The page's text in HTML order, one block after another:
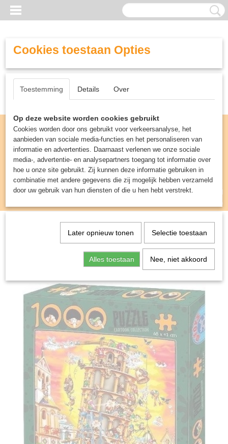
Inloggen Registreren
UW WINKELWAGEN
(0)
Spellen & Puzzels> Puzzels >Toren van Pisa -
Legpuzzel (1000)
Cookies toestaan Opties
Toestemming Details Over
Op deze website worden cookies gebruikt
Cookies worden door ons gebruikt voor verkeersanalyse, het
aanbieden van sociale media-functies en het personaliseren van
informatie en advertenties. Daarnaast verlenen we onze sociale
media-, advertentie- en analysepartners toegang tot informatie over
hoe u onze site gebruikt. Zij kunnen deze informatie gebruiken in
combinatie met andere gegevens die zij mogelijk hebben verzameld
door uw gebruik van hun diensten of die u hen hebt verstrekt.
Later opnieuw tonen Selectie toestaan
Alles toestaan Nee, niet akkoord